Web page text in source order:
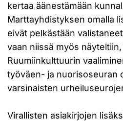
kertaa äänestämään
Marttayhdistyksen omalla
eivät pelkästään
vaan niissä myös
Ruumiinkulttuurin
työväen- ja nuorisoseuran
varsinaisten
Virallisten asiakirjojen